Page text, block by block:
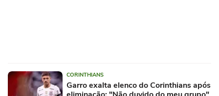
CORINTHIANS
Garro exalta elenco do Corinthians após